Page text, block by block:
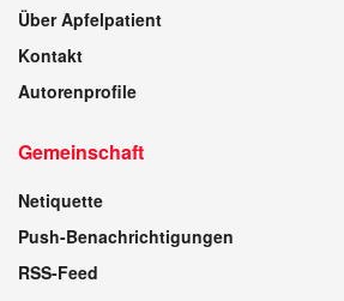
Über Apfelpatient
Kontakt
Autorenprofile
Gemeinschaft
Netiquette
Push-Benachrichtigungen
RSS-Feed